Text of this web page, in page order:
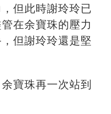
但此時謝玲玲已
在余寶珠的壓力
但謝玲玲還是堅
寶珠再一次站到